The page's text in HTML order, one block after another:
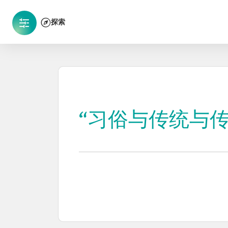
探索
“习俗与传统与